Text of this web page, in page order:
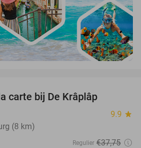
carte bij De Krâplâp
9.9 star
(8 km)
Regulier €37,75